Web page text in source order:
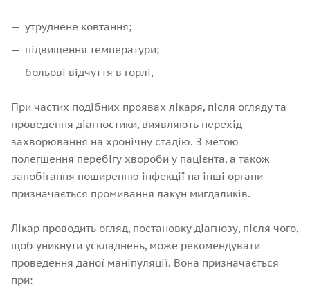
утруднене ковтання;
підвищення температури;
больові відчуття в горлі,
При частих подібних проявах лікаря, після огляду та
проведення діагностики, виявляють перехід
захворювання на хронічну стадію. З метою
полегшення перебігу хвороби у пацієнта, а також
запобігання поширенню інфекції на інші органи
призначається промивання лакун мигдаликів.
Лікар проводить огляд, постановку діагнозу, після чого,
щоб уникнути ускладнень, може рекомендувати
проведення даної маніпуляції. Вона призначається
при: